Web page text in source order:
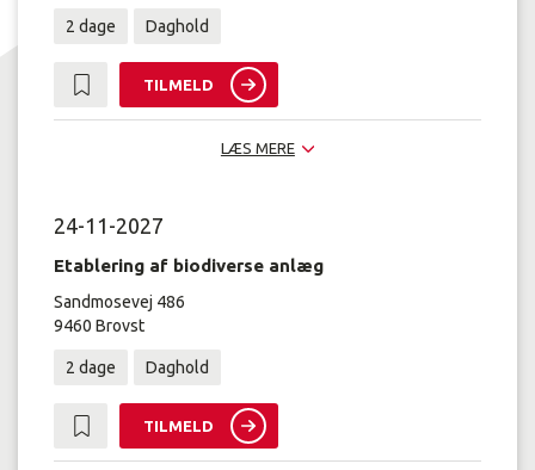
2 dage Daghold
TILMELD
LÆS MERE
24-11-2027
Etablering af biodiverse anlæg
Sandmosevej 486
9460 Brovst
2 dage Daghold
TILMELD